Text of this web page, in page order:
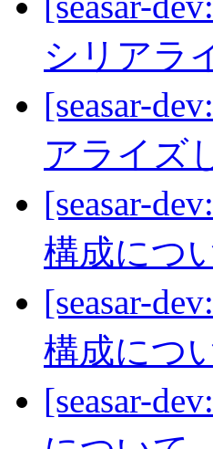
シリアラ
[seasar-
アライズ
[seasar-
構成につ
[seasar-
構成につ
[seasar-